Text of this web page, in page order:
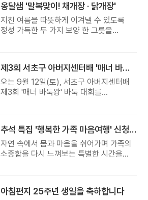
옹달샘 '말복맞이! 채개장 · 닭개장'
지친 여름을 따뜻하게 이겨낼 수 있도록
정성 가득한 두 가지 보양 한 그릇을
제3회 서초구 아버지센터배 '매너 바둑왕' 대회
오는 9월 12일(토), 서초구 아버지센터배
제3회 '매너 바둑왕' 바둑 대회를
추석 특집 '행복한 가족 마음여행' 신청 안내
자연 속에서 몸과 마음을 쉬어가며 가족의
소중함을 다시 느껴보는 특별한 시간을
아침편지 25주년 생일을 축하합니다